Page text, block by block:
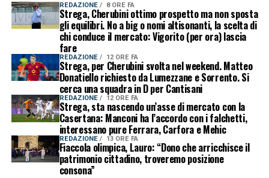
REDAZIONE 8 ORE FA
Strega, Cherubini ottimo prospetto ma non sposta
gli equilibri. No a big o nomi altisonanti, la scelta di
chi conduce il mercato: Vigorito (per ora) lascia
fare
REDAZIONE 12 ORE FA
Strega, per Cherubini svolta nel weekend. Matteo
Donatiello richiesto da Lumezzane e Sorrento. Si
cerca una squadra in D per Cantisani
REDAZIONE 12 ORE FA
Strega, sta nascendo un’asse di mercato con la
Casertana: Manconi ha l’accordo con i falchetti,
interessano pure Ferrara, Carfora e Mehic
REDAZIONE 13 ORE FA
Fiaccola olimpica, Lauro: “Dono che arricchisce il
patrimonio cittadino, troveremo posizione
consona”